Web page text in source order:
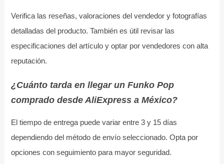
Verifica las reseñas, valoraciones del vendedor y fotografías
detalladas del producto. También es útil revisar las
especificaciones del artículo y optar por vendedores con alta
reputación.
¿Cuánto tarda en llegar un Funko Pop
comprado desde AliExpress a México?
El tiempo de entrega puede variar entre 3 y 15 días
dependiendo del método de envío seleccionado. Opta por
opciones con seguimiento para mayor seguridad.